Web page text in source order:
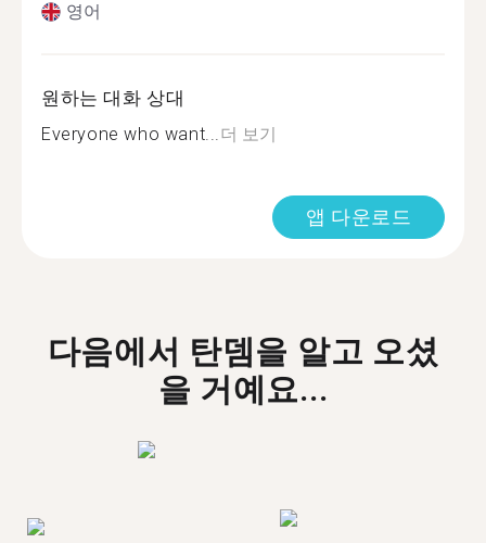
영어
원하는 대화 상대
Everyone who want...더 보기
앱 다운로드
다음에서 탄뎀을 알고 오셨
을 거예요...